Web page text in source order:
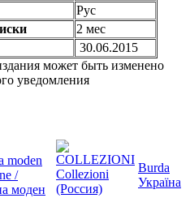
Рус
2 мес
30.06.2015
может быть изменено
уведомления
moden
/
моден
Collezioni
(Россия)
Burda
Україна